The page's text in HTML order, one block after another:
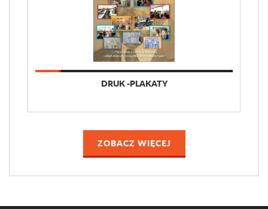
DRUK -PLAKATY
ZOBACZ WIĘCEJ